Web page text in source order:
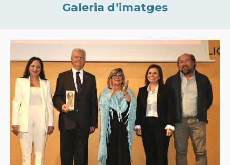
Galeria d’imatges